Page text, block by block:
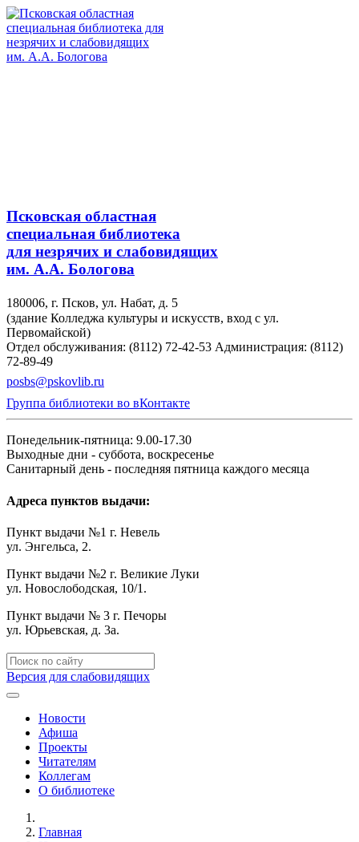
Псковская областная
специальная библиотека
для незрячих и слабовидящих
им. А.А. Бологова
180006, г. Псков, ул. Набат, д. 5
(здание Колледжа культуры и искусств, вход с ул.
Первомайской)
Отдел обслуживания: (8112) 72-42-53 Администрация: (8112)
72-89-49
posbs@pskovlib.ru
Группа библиотеки во вКонтакте
Понедельник-пятница: 9.00-17.30
Выходные дни - суббота, воскресенье
Санитарный день - последняя пятница каждого месяца
Адреса пунктов выдачи:
Пункт выдачи №1 г. Невель
ул. Энгельса, 2.
Пункт выдачи №2 г. Великие Луки
ул. Новослободская, 10/1.
Пункт выдачи № 3 г. Печоры
ул. Юрьевская, д. 3а.
Версия для слабовидящих
Новости
Афиша
Проекты
Читателям
Коллегам
О библиотеке
Главная